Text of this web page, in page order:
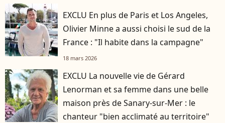
EXCLU En plus de Paris et Los Angeles,
Olivier Minne a aussi choisi le sud de la
France : "Il habite dans la campagne"
18 mars 2026
EXCLU La nouvelle vie de Gérard
Lenorman et sa femme dans une belle
maison près de Sanary-sur-Mer : le
chanteur "bien acclimaté au territoire"